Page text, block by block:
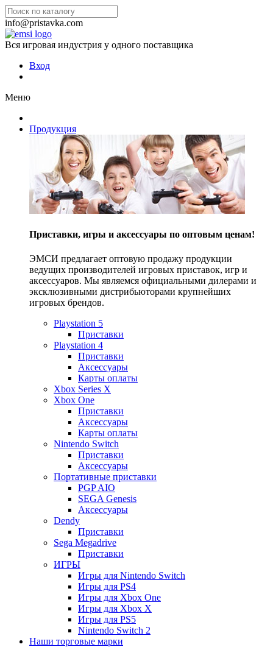
info@pristavka.com
Вся игровая индустрия у одного поставщика
Вход
Меню
Продукция
Приставки, игры и аксессуары по оптовым ценам!
ЭМСИ предлагает оптовую продажу продукции
ведущих производителей игровых приставок, игр и
аксессуаров. Мы являемся официальными дилерами и
эксклюзивными дистрибьюторами крупнейших
игровых брендов.
Playstation 5
Приставки
Playstation 4
Приставки
Аксессуары
Карты оплаты
Xbox Series X
Xbox One
Приставки
Аксессуары
Карты оплаты
Nintendo Switch
Приставки
Аксессуары
Портативные приставки
PGP AIO
SEGA Genesis
Аксессуары
Dendy
Приставки
Sega Megadrive
Приставки
ИГРЫ
Игры для Nintendo Switch
Игры для PS4
Игры для Xbox One
Игры для Xbox X
Игры для PS5
Nintendo Switch 2
Наши торговые марки